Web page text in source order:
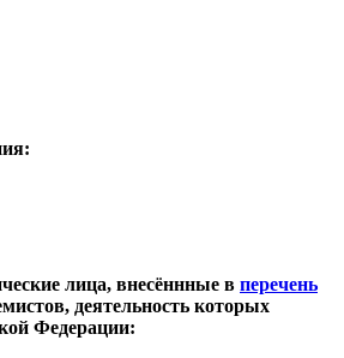
лица, внесённные в перечень
деятельность которых
Федерации: